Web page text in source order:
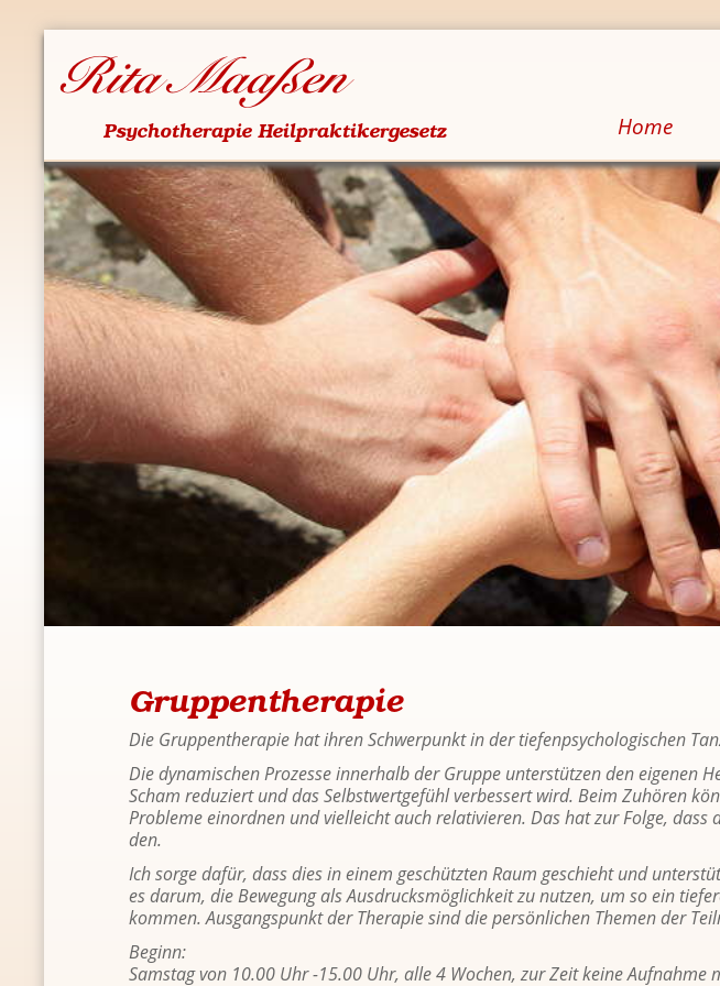
Rita Maa­ßen
Psy­cho­the­ra­pie Heil­prak­ti­ker­ge­setz Home
Grup­pen­the­ra­pie
Die Grup­pen­the­ra­pie hat ihren Schwer­punkt in der tie­fen­psy­cho­lo­gi­schen
Die dy­na­mi­schen Pro­zes­se in­ner­halb der Grup­pe un­ter­stüt­zen den ei­ge­nen
Scham re­du­ziert und das Selbst­wert­ge­fühl ver­bes­sert wird. Beim Zu­hö­ren
Pro­ble­me ein­ord­nen und viel­leicht auch re­la­ti­vie­ren. Das hat zur Folge,
den.
Ich sorge dafür, dass dies in einem ge­schütz­ten Raum ge­schieht und
es darum, die Be­we­gung als Aus­drucks­mög­lich­keit zu nut­zen, um so ein
kom­men. Aus­gangs­punkt der The­ra­pie sind die per­sön­li­chen The­men der
Be­ginn:
Sams­tag von 10.00 Uhr -15.00 Uhr, alle 4 Wo­chen, zur Zeit keine Auf­nah­me